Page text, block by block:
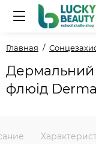
Главная
Дермальний
флюід